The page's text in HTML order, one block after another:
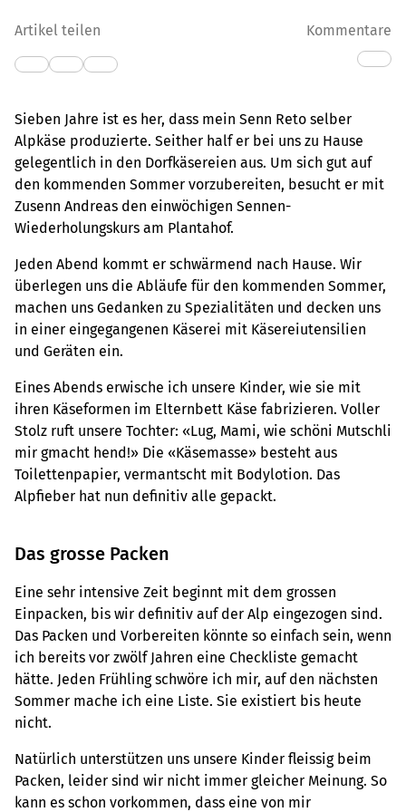
Artikel teilen Kommentare
Sieben Jahre ist es her, dass mein Senn Reto selber
Alpkäse produzierte. Seither half er bei uns zu Hause
gelegentlich in den Dorfkäsereien aus. Um sich gut auf
den kommenden Sommer vorzubereiten, besucht er mit
Zusenn Andreas den einwöchigen Sennen-
Wiederholungskurs am Plantahof.
Jeden Abend kommt er schwärmend nach Hause. Wir
überlegen uns die Abläufe für den kommenden Sommer,
machen uns Gedanken zu Spezialitäten und decken uns
in einer eingegangenen Käserei mit Käsereiutensilien
und Geräten ein.
Eines Abends erwische ich unsere Kinder, wie sie mit
ihren Käseformen im Elternbett Käse fabrizieren. Voller
Stolz ruft unsere Tochter: «Lug, Mami, wie schöni Mutschli
mir gmacht hend!» Die «Käsemasse» besteht aus
Toilettenpapier, vermantscht mit Bodylotion. Das
Alpfieber hat nun definitiv alle gepackt.
Das grosse Packen
Eine sehr intensive Zeit beginnt mit dem grossen
Einpacken, bis wir definitiv auf der Alp eingezogen sind.
Das Packen und Vorbereiten könnte so einfach sein, wenn
ich bereits vor zwölf Jahren eine Checkliste gemacht
hätte. Jeden Frühling schwöre ich mir, auf den nächsten
Sommer mache ich eine Liste. Sie existiert bis heute
nicht.
Natürlich unterstützen uns unsere Kinder fleissig beim
Packen, leider sind wir nicht immer gleicher Meinung. So
kann es schon vorkommen, dass eine von mir